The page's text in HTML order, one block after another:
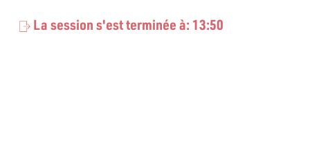
La session s'est terminée à: 13:50